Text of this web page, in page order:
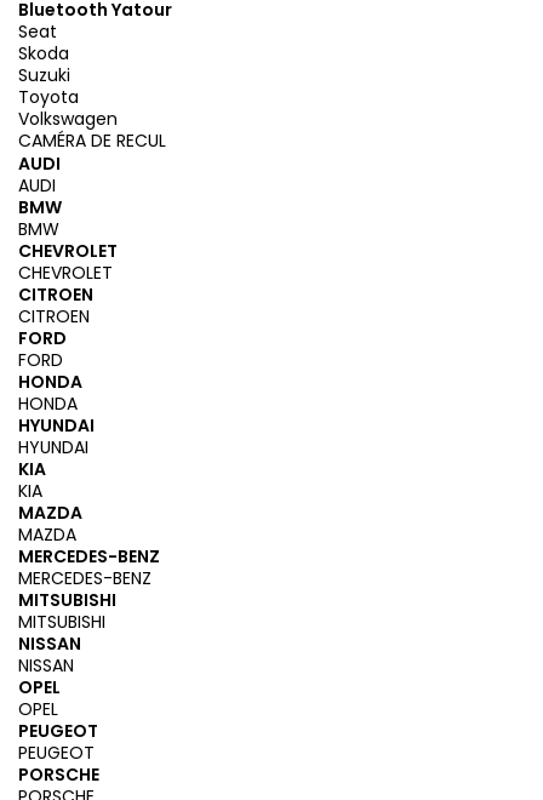
Bluetooth Yatour
Seat
Skoda
Suzuki
Toyota
Volkswagen
CAMÉRA DE RECUL
AUDI
AUDI
BMW
BMW
CHEVROLET
CHEVROLET
CITROEN
CITROEN
FORD
FORD
HONDA
HONDA
HYUNDAI
HYUNDAI
KIA
KIA
MAZDA
MAZDA
MERCEDES-BENZ
MERCEDES-BENZ
MITSUBISHI
MITSUBISHI
NISSAN
NISSAN
OPEL
OPEL
PEUGEOT
PEUGEOT
PORSCHE